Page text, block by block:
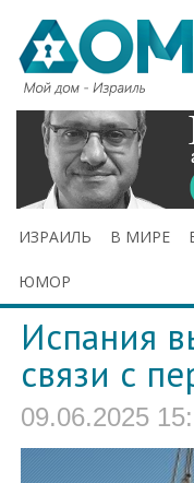
ИЗРАИЛЬ В МИРЕ
ЮМОР
Испания
связи с
09.06.2025